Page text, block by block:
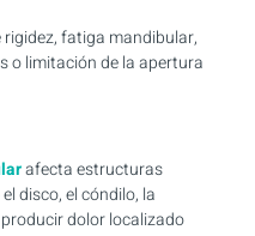
fatiga mandibular,
o limitación de la apertura
afecta estructuras
disco, el cóndilo, la
dolor localizado